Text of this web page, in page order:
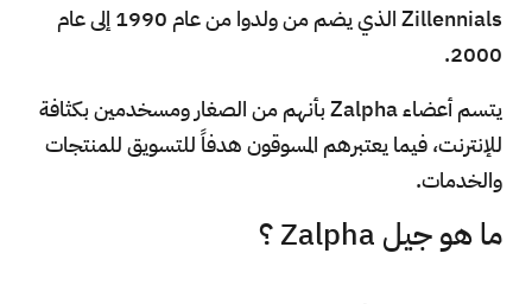
Zillennials الذي يضم من ولدوا من عام 1990 إلى عام
2000.
يتسم أعضاء Zalpha بأنهم من الصغار ومسخدمين بكثافة
للإنترنت، فيما يعتبرهم المسوقون هدفاً للتسويق للمنتجات
والخدمات.
ما هو جيل Zalpha ؟